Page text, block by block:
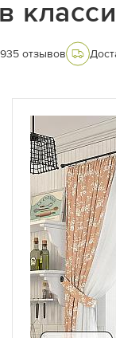
отзывов